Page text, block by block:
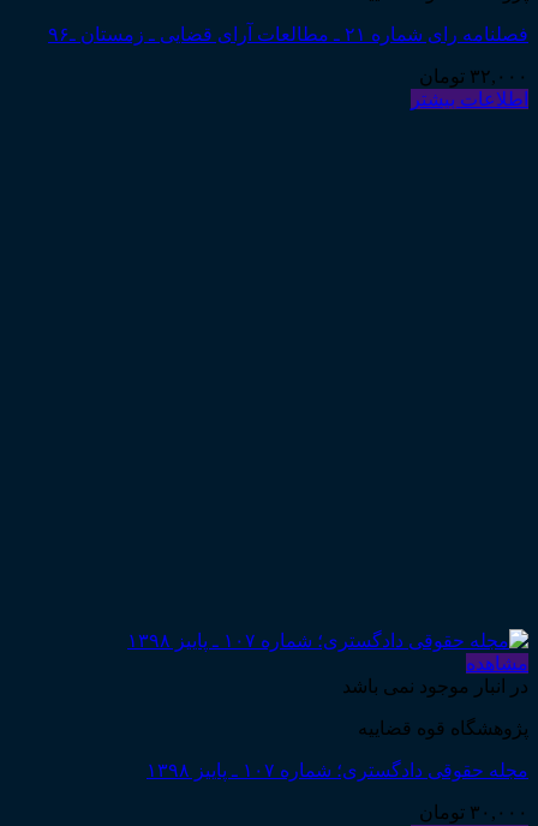
فصلنامه رای شماره ۲۱ ـ مطالعات آرای قضایی ـ زمستان ـ۹۶
۳۲,۰۰۰ تومان
اطلاعات بیشتر
مشاهده
در انبار موجود نمی باشد
پژوهشگاه قوه قضاییه
مجله حقوقی دادگستری؛ شماره ۱۰۷ ـ پاییز ۱۳۹۸
۳۰,۰۰۰ تومان